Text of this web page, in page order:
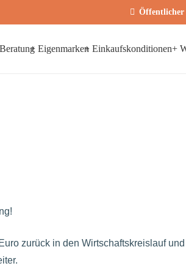
Öffentlicher
+ Eigenmarken+ Einkaufskonditionen+
zurück in den Wirtschaftskreislauf